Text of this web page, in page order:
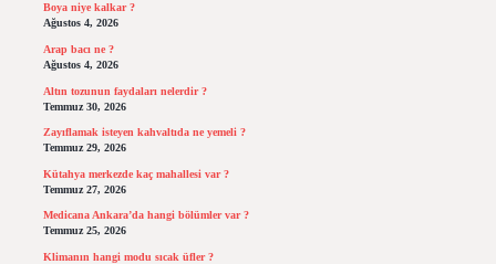
Boya niye kalkar ?
Ağustos 4, 2026
Arap bacı ne ?
Ağustos 4, 2026
Altın tozunun faydaları nelerdir ?
Temmuz 30, 2026
Zayıflamak isteyen kahvaltıda ne yemeli ?
Temmuz 29, 2026
Kütahya merkezde kaç mahallesi var ?
Temmuz 27, 2026
Medicana Ankara’da hangi bölümler var ?
Temmuz 25, 2026
Klimanın hangi modu sıcak üfler ?